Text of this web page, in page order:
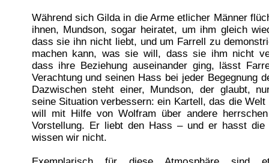
Während sich Gilda in die Arme etlicher Männer
ihnen, Mundson, sogar heiratet, um ihm gleich
dass sie ihn nicht liebt, und um Farrell zu
machen kann, was sie will, dass sie ihm nicht
dass ihre Beziehung auseinander ging, lässt
Verachtung und seinen Hass bei jeder Begegnung
Dazwischen steht einer, Mundson, der glaubt,
seine Situation verbessern: ein Kartell, das die
will mit Hilfe von Wolfram über andere
Vorstellung. Er liebt den Hass – und er hasst die
wissen wir nicht.